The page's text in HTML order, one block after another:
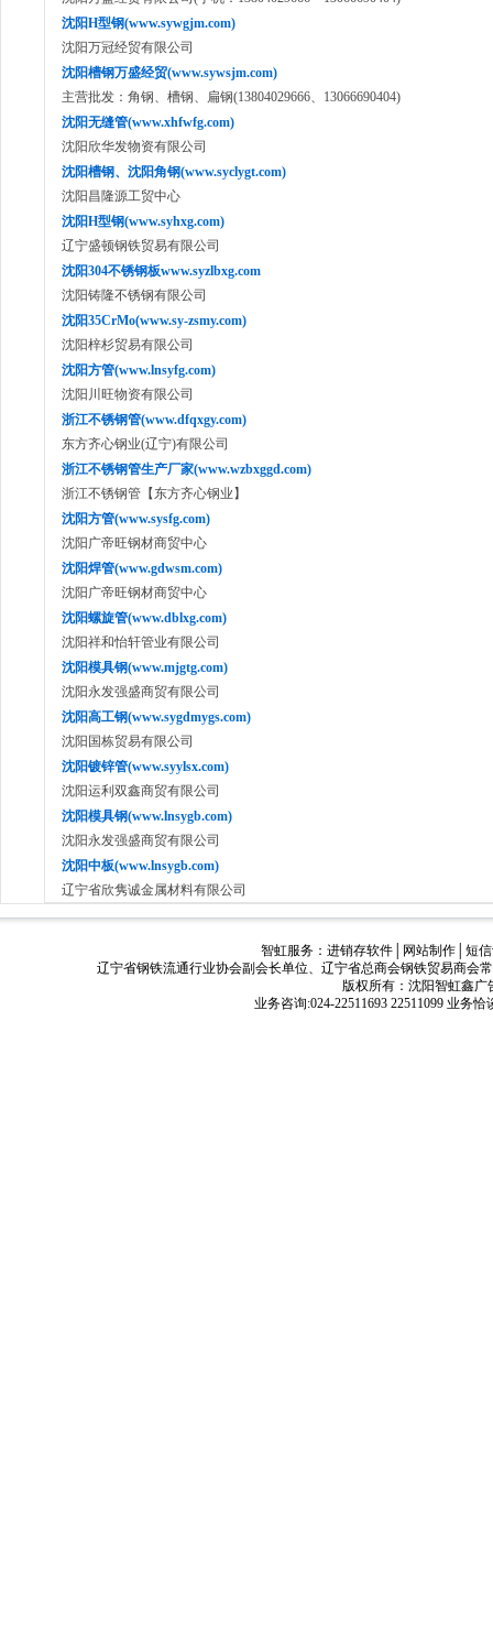
沈阳H型钢(www.sywgjm.com)
沈阳万冠经贸有限公司
沈阳槽钢万盛经贸(www.sywsjm.com)
主营批发：角钢、槽钢、扁钢(13804029666、13066690404)
沈阳无缝管(www.xhfwfg.com)
沈阳欣华发物资有限公司
沈阳槽钢、沈阳角钢(www.syclygt.com)
沈阳昌隆源工贸中心
沈阳H型钢(www.syhxg.com)
辽宁盛顿钢铁贸易有限公司
沈阳304不锈钢板www.syzlbxg.com
沈阳铸隆不锈钢有限公司
沈阳35CrMo(www.sy-zsmy.com)
沈阳梓杉贸易有限公司
沈阳方管(www.lnsyfg.com)
沈阳川旺物资有限公司
浙江不锈钢管(www.dfqxgy.com)
东方齐心钢业(辽宁)有限公司
浙江不锈钢管生产厂家(www.wzbxggd.com)
浙江不锈钢管【东方齐心钢业】
沈阳方管(www.sysfg.com)
沈阳广帝旺钢材商贸中心
沈阳焊管(www.gdwsm.com)
沈阳广帝旺钢材商贸中心
沈阳螺旋管(www.dblxg.com)
沈阳祥和怡轩管业有限公司
沈阳模具钢(www.mjgtg.com)
沈阳永发强盛商贸有限公司
沈阳高工钢(www.sygdmygs.com)
沈阳国栋贸易有限公司
沈阳镀锌管(www.syylsx.com)
沈阳运利双鑫商贸有限公司
沈阳模具钢(www.lnsygb.com)
沈阳永发强盛商贸有限公司
沈阳中板(www.lnsygb.com)
辽宁省欣隽诚金属材料有限公司
智虹服务：进销存软件 网站制作 │短
辽宁省钢铁流通行业协会副会长单位、辽宁省总商会钢铁贸易商会
版权所有：沈阳智虹鑫广
业务咨询:024-22511693 22511099 业务